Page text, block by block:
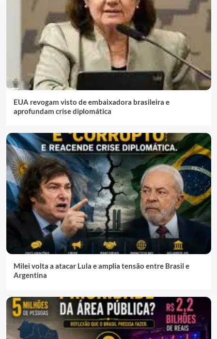
EUA revogam visto de embaixadora brasileira e
aprofundam crise diplomática
Milei volta a atacar Lula e amplia tensão entre Brasil e
Argentina